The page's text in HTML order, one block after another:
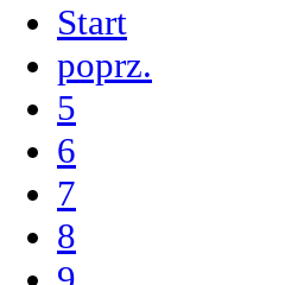
Start
poprz.
5
6
7
8